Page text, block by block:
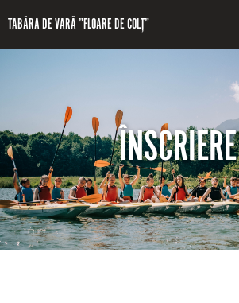
TABĂRA DE VARĂ ”FLOARE DE COLȚ”
ÎNSCRIERE